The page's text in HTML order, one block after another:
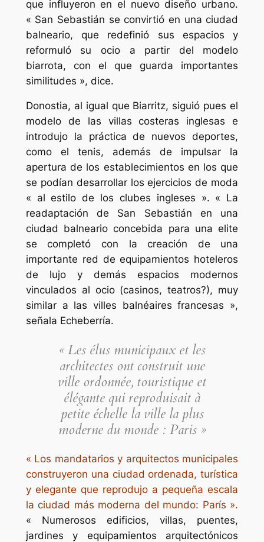
que influyeron en el nuevo diseño urbano.
« San Sebastián se convirtió en una ciudad
balneario, que redefinió sus espacios y
reformuló su ocio a partir del modelo
biarrota, con el que guarda importantes
similitudes », dice.
Donostia, al igual que Biarritz, siguió pues el
modelo de las villas costeras inglesas e
introdujo la práctica de nuevos deportes,
como el tenis, además de impulsar la
apertura de los establecimientos en los que
se podían desarrollar los ejercicios de moda
« al estilo de los clubes ingleses ». « La
readaptación de San Sebastián en una
ciudad balneario concebida para una elite
se completó con la creación de una
importante red de equipamientos hoteleros
de lujo y demás espacios modernos
vinculados al ocio (casinos, teatros?), muy
similar a las villes balnéairesfrancesas »,
señala Echeberría.
« Les élus municipaux et les
architectes ont construit une
ville ordonnée, touristique et
élégante qui reproduisait à
petite échelle la ville la plus
moderne du monde : Paris »
« Los mandatarios y arquitectos municipales
construyeron una ciudad ordenada, turística
y elegante que reprodujo a pequeña escala
la ciudad más moderna del mundo: París ».
« Numerosos edificios, villas, puentes,
jardines y equipamientos arquitectónicos